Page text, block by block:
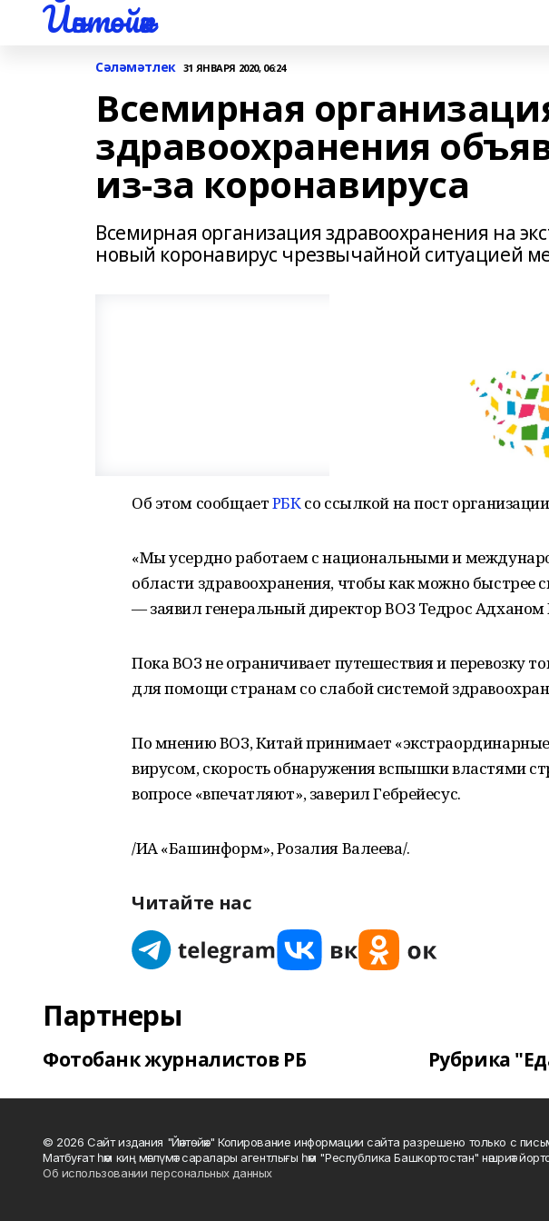
Йәнтөйәк
Сәләмәтлек 31 ЯНВАРЯ 2020, 06:24
Всемирная
здравоохранения
из-за коронавируса
Всемирная организация здравоохранения на
новый коронавирус чрезвычайной ситуацией
Об этом сообщаетРБКсо ссылкой на пост
«Мы усердно работаем с национальными и
области здравоохранения, чтобы как можно быстрее
— заявил генеральный директор ВОЗ Тедрос Адханом
Пока ВОЗ не ограничивает путешествия и перевозку
для помощи странам со слабой системой
По мнению ВОЗ, Китай принимает
вирусом, скорость обнаружения вспышки властями
вопросе «впечатляют», заверил Гебрейесус.
/ИА «Башинформ», Розалия Валеева/.
Читайте нас
Партнеры
Фотобанк журналистов РБ Рубрика
© 2026 Сайт издания "Йәнтөйәк" Копирование информации сайта разрешено только с
Матбуғат һәм киң мәғлүмәт саралары агентлығы һәм "Республика Башкортостан" нәшриәт
Об использовании персональных данных